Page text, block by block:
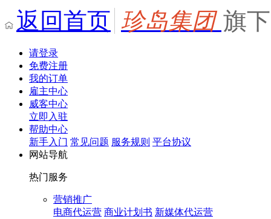
返回首页 珍岛集团 旗
请登录
免费注册
我的订单
雇主中心
威客中心
立即入驻
帮助中心
新手入门 常见问题 服务规则 平台协议
网站导航
热门服务
营销推广
电商代运营 商业计划书 新媒体代运营